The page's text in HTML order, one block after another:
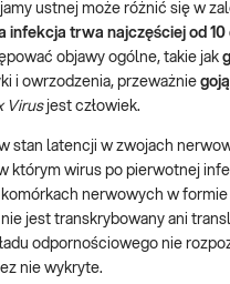
ustnej może różnić się w
infekcja trwa najczęściej od 10
objawy ogólne, takie jak
i owrzodzenia, przeważnie
Virusjest człowiek.
stan latencji w zwojach
którym wirus po pierwotnej
nerwowych w
jest transkrybowany ani
odpornościowego nie
nie wykryte.